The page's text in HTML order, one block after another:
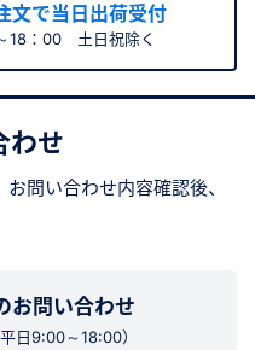
文で当日出荷受付
18：00 土日祝除く
わせ
お問い合わせ内容確認後、
お問い合わせ
日9:00～18:00）